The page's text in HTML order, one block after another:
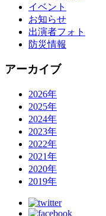
イベント
お知らせ
出演者フォト
防災情報
アーカイブ
2026年
2025年
2024年
2023年
2022年
2021年
2020年
2019年